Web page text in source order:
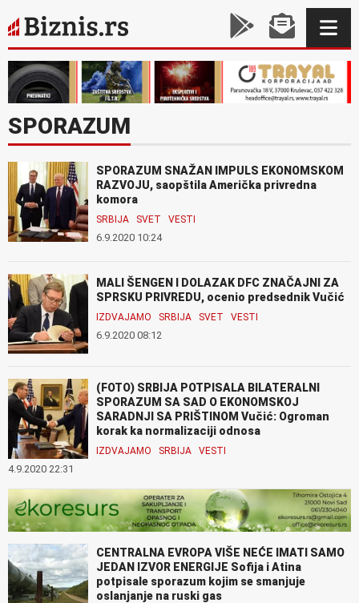
SPORAZUM
SPORAZUM SNAŽAN IMPULS EKONOMSKOM
RAZVOJU, saopštila Američka privredna
komora
SRBIJA SVET VESTI
6.9.2020 10:24
MALI ŠENGEN I DOLAZAK DFC ZNAČAJNI ZA
SPRSKU PRIVREDU, ocenio predsednik Vučić
IZDVAJAMO SRBIJA SVET VESTI
6.9.2020 08:12
(FOTO) SRBIJA POTPISALA BILATERALNI
SPORAZUM SA SAD O EKONOMSKOJ
SARADNJI SA PRIŠTINOM Vučić: Ogroman
korak ka normalizaciji odnosa
IZDVAJAMO SRBIJA VESTI
4.9.2020 22:31
CENTRALNA EVROPA VIŠE NEĆE IMATI SAMO
JEDAN IZVOR ENERGIJE Sofija i Atina
potpisale sporazum kojim se smanjuje
oslanjanje na ruski gas